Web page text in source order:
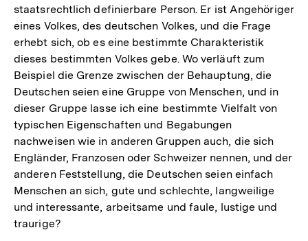
staatsrechtlich definierbare Person. Er ist Angehöriger
eines Volkes, des deutschen Volkes, und die Frage
erhebt sich, ob es eine bestimmte Charakteristik
dieses bestimmten Volkes gebe. Wo verläuft zum
Beispiel die Grenze zwischen der Behauptung, die
Deutschen seien eine Gruppe von Menschen, und in
dieser Gruppe lasse ich eine bestimmte Vielfalt von
typischen Eigenschaften und Begabungen
nachweisen wie in anderen Gruppen auch, die sich
Engländer, Franzosen oder Schweizer nennen, und der
anderen Feststellung, die Deutschen seien einfach
Menschen an sich, gute und schlechte, langweilige
und interessante, arbeitsame und faule, lustige und
traurige?